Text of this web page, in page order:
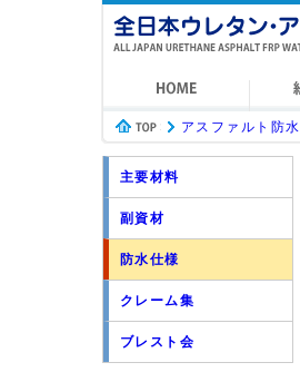
アスファルト防水
主要材料
副資材
防水仕様
クレーム集
ブレスト会